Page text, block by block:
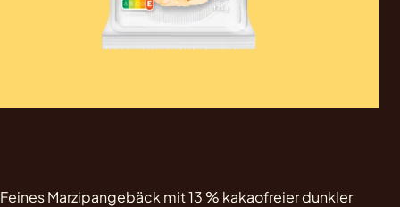
Feines Marzipangebäck mit 13 % kakaofreier dunkler